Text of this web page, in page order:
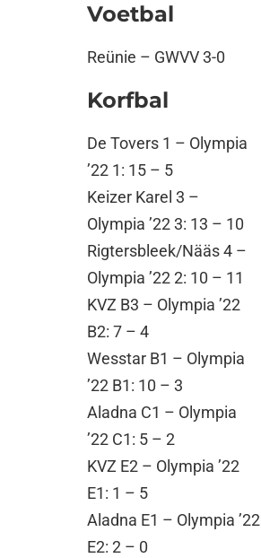
Voetbal
Reünie – GWVV 3-0
Korfbal
De Tovers 1 – Olympia
’22 1: 15 – 5
Keizer Karel 3 –
Olympia ’22 3: 13 – 10
Rigtersbleek/Nääs 4 –
Olympia ’22 2: 10 – 11
KVZ B3 – Olympia ’22
B2: 7 – 4
Wesstar B1 – Olympia
’22 B1: 10 – 3
Aladna C1 – Olympia
’22 C1: 5 – 2
KVZ E2 – Olympia ’22
E1: 1 – 5
Aladna E1 – Olympia ’22
E2: 2 – 0